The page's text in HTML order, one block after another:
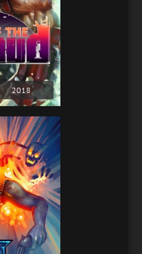
2018